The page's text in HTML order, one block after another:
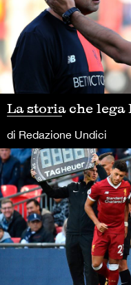
La storia che
di Redazione Undici